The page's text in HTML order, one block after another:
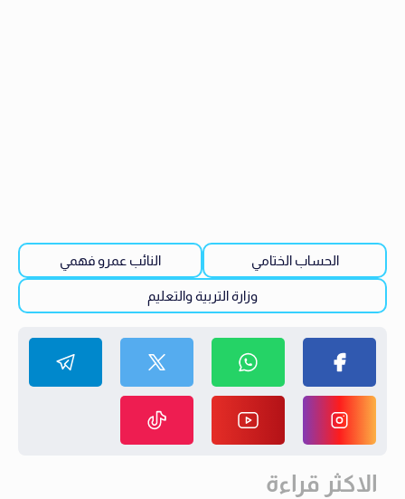
الحساب الختامي النائب عمرو فهمي
وزارة التربية والتعليم
الاكثر قراءة